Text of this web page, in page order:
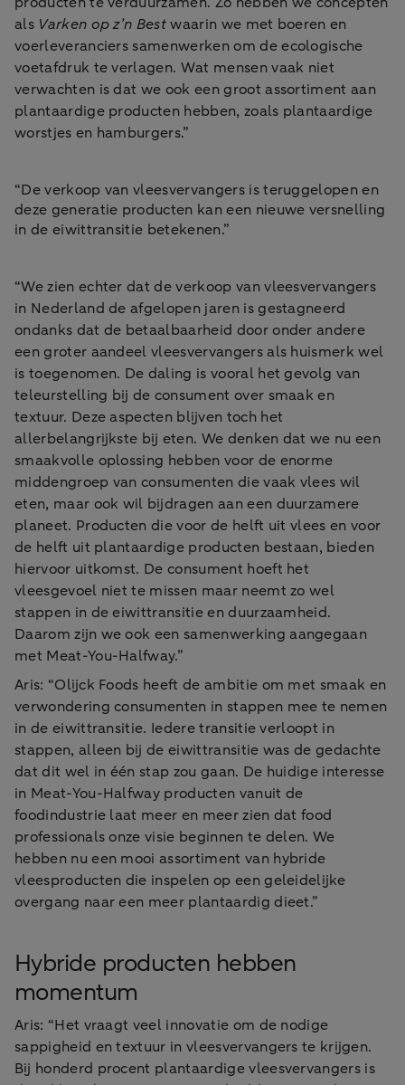
als Varken op z’n Bestwaarin we met boeren en
voerleveranciers samenwerken om de ecologische
voetafdruk te verlagen. Wat mensen vaak niet
verwachten is dat we ook een groot assortiment aan
plantaardige producten hebben, zoals plantaardige
worstjes en hamburgers.”
“De verkoop van vleesvervangers is teruggelopen en
deze generatie producten kan een nieuwe versnelling
in de eiwittransitie betekenen.”
“We zien echter dat de verkoop van vleesvervangers
in Nederland de afgelopen jaren is gestagneerd
ondanks dat de betaalbaarheid door onder andere
een groter aandeel vleesvervangers als huismerk wel
is toegenomen. De daling is vooral het gevolg van
teleurstelling bij de consument over smaak en
textuur. Deze aspecten blijven toch het
allerbelangrijkste bij eten. We denken dat we nu een
smaakvolle oplossing hebben voor de enorme
middengroep van consumenten die vaak vlees wil
eten, maar ook wil bijdragen aan een duurzamere
planeet. Producten die voor de helft uit vlees en voor
de helft uit plantaardige producten bestaan, bieden
hiervoor uitkomst. De consument hoeft het
vleesgevoel niet te missen maar neemt zo wel
stappen in de eiwittransitie en duurzaamheid.
Daarom zijn we ook een samenwerking aangegaan
met Meat-You-Halfway.”
Aris: “Olijck Foods heeft de ambitie om met smaak en
verwondering consumenten in stappen mee te nemen
in de eiwittransitie. Iedere transitie verloopt in
stappen, alleen bij de eiwittransitie was de gedachte
dat dit wel in één stap zou gaan. De huidige interesse
in Meat-You-Halfway producten vanuit de
foodindustrie laat meer en meer zien dat food
professionals onze visie beginnen te delen. We
hebben nu een mooi assortiment van hybride
vleesproducten die inspelen op een geleidelijke
overgang naar een meer plantaardig dieet.”
Hybride producten hebben
momentum
Aris: “Het vraagt veel innovatie om de nodige
sappigheid en textuur in vleesvervangers te krijgen.
Bij honderd procent plantaardige vleesvervangers is